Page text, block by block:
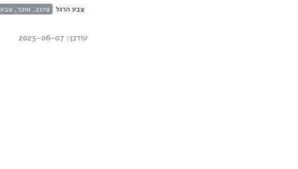
צבע הרגל
צהוב, אוכר,
עודכן: 2025-06-07